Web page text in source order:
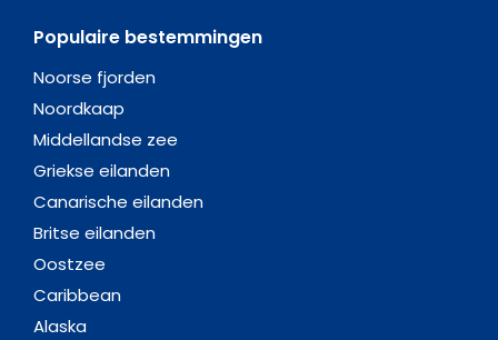
Populaire bestemmingen
Noorse fjorden
Noordkaap
Middellandse zee
Griekse eilanden
Canarische eilanden
Britse eilanden
Oostzee
Caribbean
Alaska